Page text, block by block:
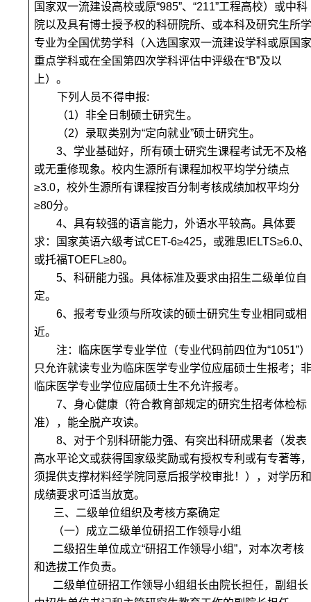
国家双一流建设高校或原“985”、“211”工程高校）或中科
院以及具有博士授予权的科研院所、或本科及研究生所
专业为全国优势学科（ 入选国家双一流建设学科或原 国
重点学科或在全国第四次学科评估中评级在“B”及以
上）。
下列人员不得申报:
（1）非全日制硕士研究生。
（2）录取类别为“定向就业”硕士研究生。
3、学业基础好，所有硕士研究生课程考试无不及格
或无重修现象。校内生源所有课程加权平均学分绩点
≥3.0，校外生源所有课程按百分制考核成绩加权平均分
≥80分。
4、具有较强的语言能力，外语水平较高。具体要
求：国家英语六级考试CET-6≥425，或雅思IELTS≥6.0、
或托福TOEFL≥80。
5、科研能力强。具体标准及要求由招生二级单位自
定。
6、报考专业须与所攻读的硕士研究生专业相同或相
近。
注：临床医学专业学位（专业代码前四位为“1051”）
只允许就读专业为临床医学专业学位应届硕士生报考；
临床医学专业学位应届硕士生不允许报考。
7、身心健康（符合教育部规定的研究生招考体检标
准），能全脱产攻读。
8、对于个别科研能力强、有突出科研成果者（发表
高水平论文或获得国家级奖励或有授权专利或有专著等
须提供支撑材料经学院同意后报学校审批！），对学历
成绩要求可适当放宽。
三、二级单位组织及考核方案确定
（一）成立二级单位研招工作领导小组
二级招生单位成立“研招工作领导小组”，对本次考核
和选拔工作负责。
二级单位研招工作领导小组组长由院长担任，副组长